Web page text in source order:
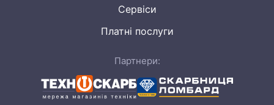
Сервіси
Платні послуги
Партнери: